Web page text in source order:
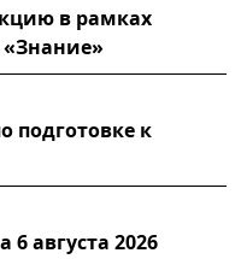
в рамках
«Знание»
подготовке к
6 августа 2026